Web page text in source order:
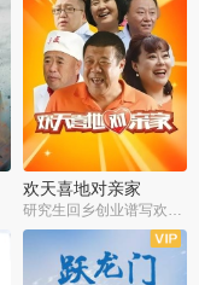
欢天喜地对亲家
全30集